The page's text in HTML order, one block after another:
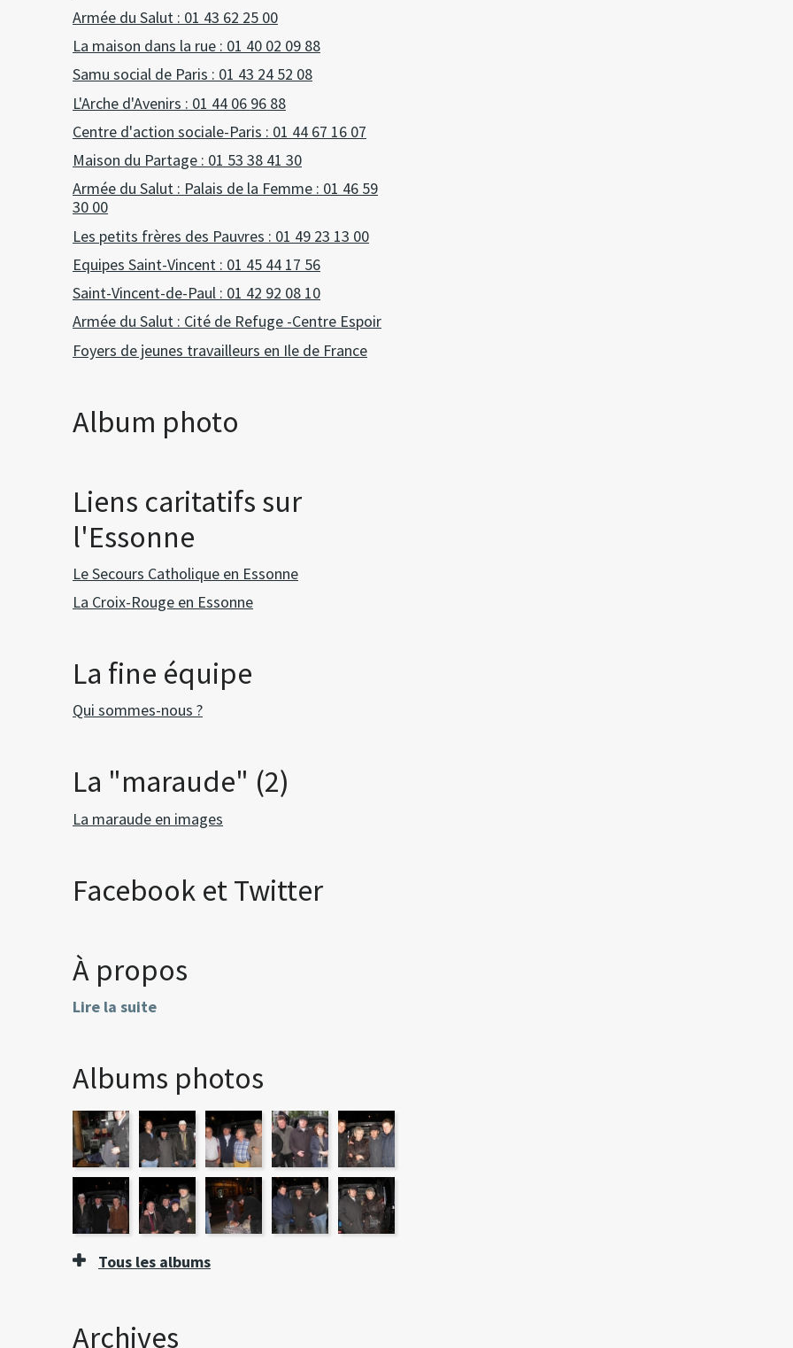
Armée du Salut : 01 43 62 25 00
La maison dans la rue : 01 40 02 09 88
Samu social de Paris : 01 43 24 52 08
L'Arche d'Avenirs : 01 44 06 96 88
Centre d'action sociale-Paris : 01 44 67 16 07
Maison du Partage : 01 53 38 41 30
Armée du Salut : Palais de la Femme : 01 46 59
30 00
Les petits frères des Pauvres : 01 49 23 13 00
Equipes Saint-Vincent : 01 45 44 17 56
Saint-Vincent-de-Paul : 01 42 92 08 10
Armée du Salut : Cité de Refuge -Centre Espoir
Foyers de jeunes travailleurs en Ile de France
Album photo
Liens caritatifs sur
l'Essonne
Le Secours Catholique en Essonne
La Croix-Rouge en Essonne
La fine équipe
Qui sommes-nous ?
La "maraude" (2)
La maraude en images
Facebook et Twitter
À propos
Lire la suite
Albums photos
Tous les albums
Archives